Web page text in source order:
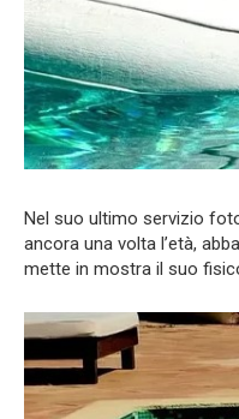
Nel suo ultimo servizio
ancora una volta l’età,
mette in mostra il suo